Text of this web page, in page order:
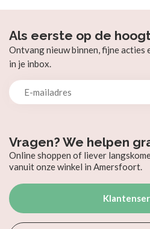
Vragen? We helpen
Online shoppen of liever
vanuit onze winkel in Amersfoort.
Als eerste op de
Ontvang nieuw binnen, fijne
in je inbox.